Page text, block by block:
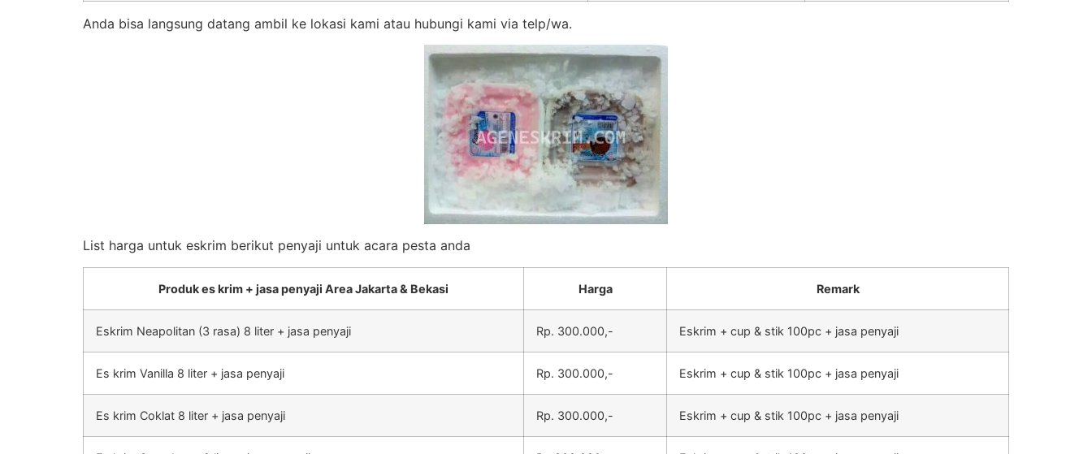
Anda bisa langsung datang ambil ke lokasi kami atau hubungi kami via telp/wa.
List harga untuk eskrim berikut penyaji untuk acara pesta anda
Produk es krim + jasa penyaji Area Jakarta & Bekasi Harga Remark
Eskrim Neapolitan (3 rasa) 8 liter + jasa penyaji Rp. 300.000,- Eskrim + cup & stik 100pc + jasa penyaji
Es krim Vanilla 8 liter + jasa penyaji Rp. 300.000,- Eskrim + cup & stik 100pc + jasa penyaji
Es krim Coklat 8 liter + jasa penyaji Rp. 300.000,- Eskrim + cup & stik 100pc + jasa penyaji